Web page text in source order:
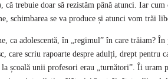
că trebuie doar să rezistăm până atunci. Iar
schimbarea se va produce și atunci vom trăi
ca adolescentă, în „regimul” în care trăiam?
care scriu rapoarte despre adulți, drept pentru
la școală unii profesori erau „turnători”. Îi uram